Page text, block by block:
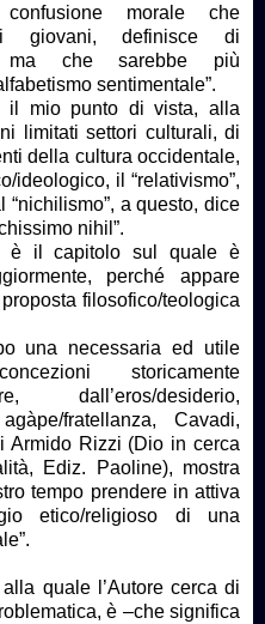
morale che
giovani, definisce di
ma che sarebbe più
sentimentale”.
il mio punto di vista, alla
limitati settori culturali, di
della cultura occidentale,
ideologico, il “relativismo”,
a questo, dice
nihil”.
è il capitolo sul quale è
perché appare
filosofico/teologica
una necessaria ed utile
storicamente
dall’eros/desiderio,
fratellanza, Cavadi,
Armido Rizzi (Dio in cerca
Ediz. Paoline), mostra
tempo prendere in attiva
etico/religioso di una
quale l’Autore cerca di
è –che significa